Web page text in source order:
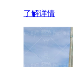
了解详情